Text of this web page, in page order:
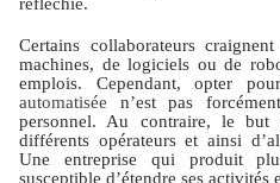
réfléchie.
Certains collaborateurs
machines, de logiciels ou de
emplois. Cependant, opter
automatisée n’est pas
personnel. Au contraire, le
différents opérateurs et ainsi
Une entreprise qui produit
susceptible d’étendre ses activités